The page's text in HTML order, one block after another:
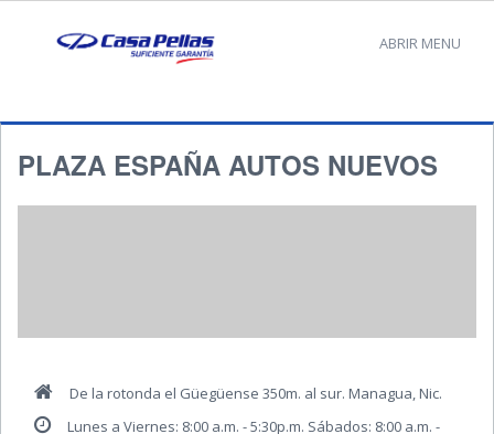
ABRIR MENU
PLAZA ESPAÑA AUTOS NUEVOS
De la rotonda el Güegüense 350m. al sur. Managua, Nic.
Lunes a Viernes: 8:00 a.m. - 5:30p.m. Sábados: 8:00 a.m. -